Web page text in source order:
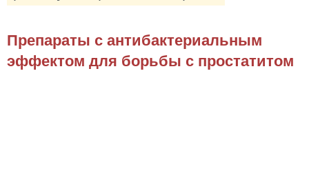
Препараты с антибактериальным
эффектом для борьбы с простатитом